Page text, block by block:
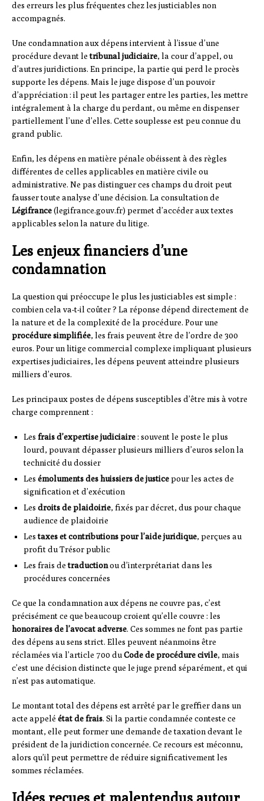
des erreurs les plus fréquentes chez les justiciables non
accompagnés.
Une condamnation aux dépens intervient à l’issue d’une
procédure devant letribunal judiciaire, la cour d’appel, ou
d’autres juridictions. En principe, la partie qui perd le procès
supporte les dépens. Mais le juge dispose d’un pouvoir
d’appréciation : il peut les partager entre les parties, les mettre
intégralement à la charge du perdant, ou même en dispenser
partiellement l’une d’elles. Cette souplesse est peu connue du
grand public.
Enfin, les dépens en matière pénale obéissent à des règles
différentes de celles applicables en matière civile ou
administrative. Ne pas distinguer ces champs du droit peut
fausser toute analyse d’une décision. La consultation de
Légifrance(legifrance.gouv.fr) permet d’accéder aux textes
applicables selon la nature du litige.
Les enjeux financiers d’une
condamnation
La question qui préoccupe le plus les justiciables est simple :
combien cela va-t-il coûter ? La réponse dépend directement de
la nature et de la complexité de la procédure. Pour une
procédure simplifiée, les frais peuvent être de l’ordre de 300
euros. Pour un litige commercial complexe impliquant plusieurs
expertises judiciaires, les dépens peuvent atteindre plusieurs
milliers d’euros.
Les principaux postes de dépens susceptibles d’être mis à votre
charge comprennent :
Les frais d’expertise judiciaire: souvent le poste le plus
lourd, pouvant dépasser plusieurs milliers d’euros selon la
technicité du dossier
Les émoluments des huissiers de justicepour les actes de
signification et d’exécution
Les droits de plaidoirie, fixés par décret, dus pour chaque
audience de plaidoirie
Lestaxes et contributions pour l’aide juridique, perçues au
profit du Trésor public
Les frais detraductionou d’interprétariat dans les
procédures concernées
Ce que la condamnation aux dépens ne couvre pas, c’est
précisément ce que beaucoup croient qu’elle couvre : les
honoraires de l’avocat adverse. Ces sommes ne font pas partie
des dépens au sens strict. Elles peuvent néanmoins être
réclamées via l’article 700 duCode de procédure civile, mais
c’est une décision distincte que le juge prend séparément, et qui
n’est pas automatique.
Le montant total des dépens est arrêté par le greffier dans un
acte appelé état de frais. Si la partie condamnée conteste ce
montant, elle peut former une demande de taxation devant le
président de la juridiction concernée. Ce recours est méconnu,
alors qu’il peut permettre de réduire significativement les
sommes réclamées.
Idées reçues et malentendus autour